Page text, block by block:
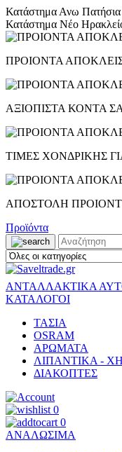
Κατάστημα Ανω Πατήσια
Κατάστημα Νέο
ΠΡΟΙΟΝΤΑ
ΑΞΙΟΠΙΣΤΑ ΚΟΝΤΑ
ΤΙΜΕΣ ΧΟΝΔΡΙΚΗΣ
ΑΠΟΣΤΟΛΗ
Προϊόντα
ΑΝΤΑΛΛΑΚΤΙΚΑ
ΚΑΤΑΛΟΓΟΙ
ΤΑΣΙΑ
OSRAM
ΑΡΩΜΑΤΑ
ΛΙΠΑΝΤΙΚΑ -
ΔΙΑΚΟΠΤΕΣ
0
0
ΑΝΑΛΩΣΙΜΑ